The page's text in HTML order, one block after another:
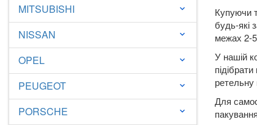
MITSUBISHI keyboard_arrow_down
NISSAN keyboard_arrow_down
OPEL keyboard_arrow_down
PEUGEOT keyboard_arrow_down
PORSCHE keyboard_arrow_down
Купуючи
будь-які
межах 2-5
У нашій
ретельну
Для